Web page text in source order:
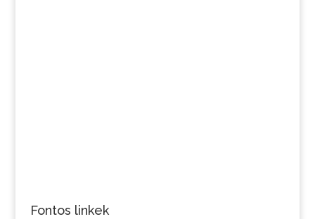
Fontos linkek